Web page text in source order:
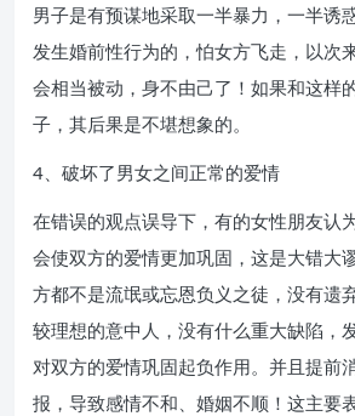
男子是有预谋地采取一半暴力，一半诱
发生婚前性行为的，怕女方飞走，以次
会相当被动，身不由己了！如果和这样
子，其后果是不堪想象的。
4、破坏了男女之间正常的爱情
在错误的观点误导下，有的女性朋友认
会使双方的爱情更加巩固，这是大错大
方都不是流氓或忘恩负义之徒，没有遗
较理想的意中人，没有什么重大缺陷，
对双方的爱情巩固起负作用。并且提前
报，导致感情不和、婚姻不顺！这主要